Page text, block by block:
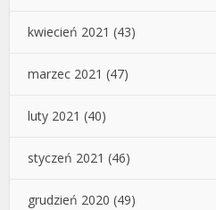
kwiecień 2021 (43)
marzec 2021 (47)
luty 2021 (40)
styczeń 2021 (46)
grudzień 2020 (49)